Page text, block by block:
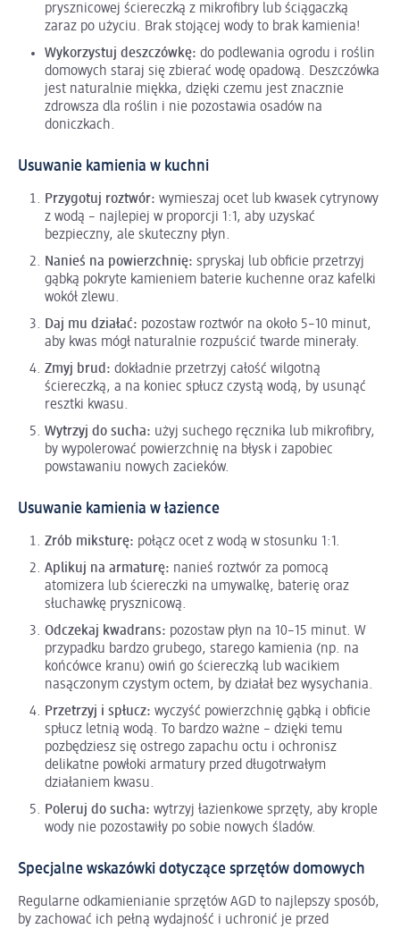
prysznicowej ściereczką z mikrofibry lub ściągaczką
zaraz po użyciu. Brak stojącej wody to brak kamienia!
Wykorzystuj deszczówkę: do podlewania ogrodu i roślin
domowych staraj się zbierać wodę opadową. Deszczówka
jest naturalnie miękka, dzięki czemu jest znacznie
zdrowsza dla roślin i nie pozostawia osadów na
doniczkach.
Usuwanie kamienia w kuchni
Przygotuj roztwór: wymieszaj ocet lub kwasek cytrynowy
z wodą – najlepiej w proporcji 1:1, aby uzyskać
bezpieczny, ale skuteczny płyn.
Nanieś na powierzchnię: spryskaj lub obficie przetrzyj
gąbką pokryte kamieniem baterie kuchenne oraz kafelki
wokół zlewu.
Daj mu działać: pozostaw roztwór na około 5–10 minut,
aby kwas mógł naturalnie rozpuścić twarde minerały.
Zmyj brud: dokładnie przetrzyj całość wilgotną
ściereczką, a na koniec spłucz czystą wodą, by usunąć
resztki kwasu.
Wytrzyj do sucha: użyj suchego ręcznika lub mikrofibry,
by wypolerować powierzchnię na błysk i zapobiec
powstawaniu nowych zacieków.
Usuwanie kamienia w łazience
Zrób miksturę: połącz ocet z wodą w stosunku 1:1.
Aplikuj na armaturę: nanieś roztwór za pomocą
atomizera lub ściereczki na umywalkę, baterię oraz
słuchawkę prysznicową.
Odczekaj kwadrans: pozostaw płyn na 10–15 minut. W
przypadku bardzo grubego, starego kamienia (np. na
końcówce kranu) owiń go ściereczką lub wacikiem
nasączonym czystym octem, by działał bez wysychania.
Przetrzyj i spłucz: wyczyść powierzchnię gąbką i obficie
spłucz letnią wodą. To bardzo ważne – dzięki temu
pozbędziesz się ostrego zapachu octu i ochronisz
delikatne powłoki armatury przed długotrwałym
działaniem kwasu.
Poleruj do sucha: wytrzyj łazienkowe sprzęty, aby krople
wody nie pozostawiły po sobie nowych śladów.
Specjalne wskazówki dotyczące sprzętów domowych
Regularne odkamienianie sprzętów AGD to najlepszy sposób,
by zachować ich pełną wydajność i uchronić je przed